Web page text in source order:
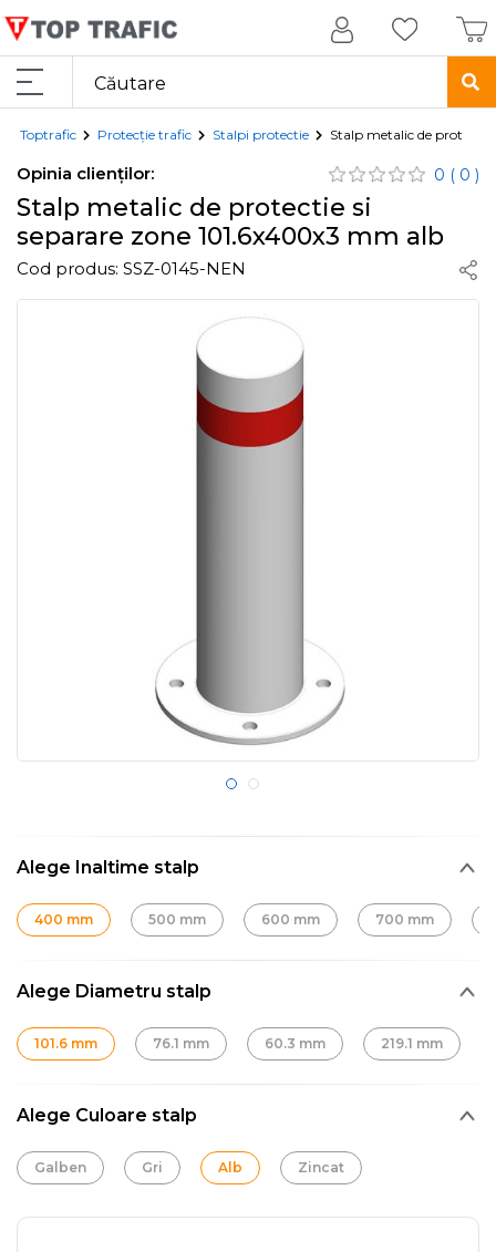
Toptrafic Protecție trafic Stalpi protectie Stalp metalic de
Opinia clienților: 0 ( 0 )
Stalp metalic de protectie si
separare zone 101.6x400x3 mm alb
Cod produs: SSZ-0145-NEN
Alege Inaltime stalp
400 mm 500 mm 600 mm 700 mm
Alege Diametru stalp
101.6 mm 76.1 mm 60.3 mm 219.1 mm
Alege Culoare stalp
Galben Gri Alb Zincat